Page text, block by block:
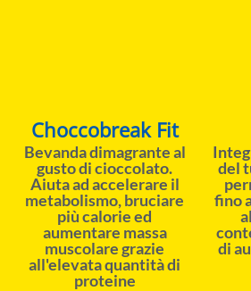
Choccobreak Fit
Bevanda dimagrante al
gusto di cioccolato.
Aiuta ad accelerare il
metabolismo, bruciare
più calorie ed
aumentare massa
muscolare grazie
all'elevata quantità di
proteine
del
fino
di